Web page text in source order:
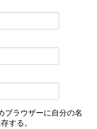
ブラウザーに自分の名
する。